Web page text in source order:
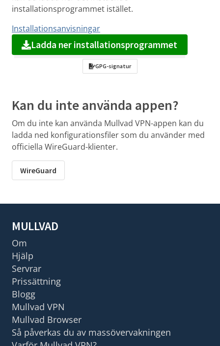
installationsprogrammet istället.
Installationsanvisningar
Ladda ner installationsprogrammet
GPG-signatur
Kan du inte använda appen?
Om du inte kan använda Mullvad VPN-appen kan du
ladda ned konfigurationsfiler som du använder med
officiella WireGuard-klienter.
WireGuard
MULLVAD
Om
Hjälp
Servrar
Prissättning
Blogg
Mullvad VPN
Mullvad Browser
Så påverkas du av massövervakningen